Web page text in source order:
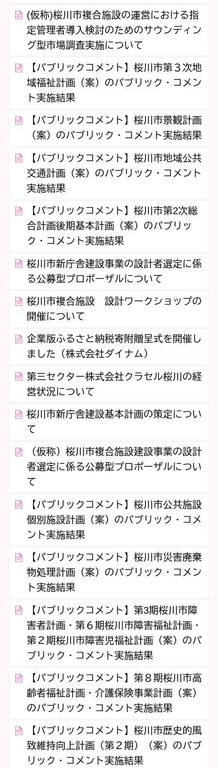
(仮称)桜川市複合施設の運営における指
定管理者導入検討のためのサウンディン
グ型市場調査実施について
【パブリックコメント】桜川市第３次地
域福祉計画（案）のパブリック・コメン
ト実施結果
【パブリックコメント】桜川市景観計画
（案）のパブリック・コメント実施結果
【パブリックコメント】桜川市地域公共
交通計画（案）のパブリック・コメント
実施結果
【パブリックコメント】桜川市第2次総
合計画後期基本計画（案）のパブリッ
ク・コメント実施結果
桜川市新庁舎建設事業の設計者選定に係
る公募型プロポーザルについて
桜川市複合施設 設計ワークショップの
開催について
企業版ふるさと納税寄附贈呈式を開催し
ました（株式会社ダイナム）
第三セクター株式会社クラセル桜川の経
営状況について
桜川市新庁舎建設基本計画の策定につい
て
（仮称）桜川市複合施設建設事業の設計
者選定に係る公募型プロポーザルについ
て
【パブリックコメント】桜川市公共施設
個別施設計画（案）のパブリック・コメ
ント実施結果
【パブリックコメント】桜川市災害廃棄
物処理計画（案）のパブリック・コメン
ト実施結果
【パブリックコメント】第3期桜川市障
害者計画・第６期桜川市障害福祉計画・
第２期桜川市障害児福祉計画（案）のパ
ブリック・コメント実施結果
【パブリックコメント】第８期桜川市高
齢者福祉計画・介護保険事業計画（案）
のパブリック・コメント実施結果
【パブリックコメント】桜川市歴史的風
致維持向上計画（第２期）（案）のパブ
リック・コメント実施結果